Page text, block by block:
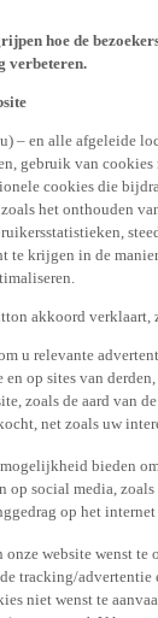
hoe de
verbeteren.
– en alle afgeleide
gebruik van
cookies die
het onthouden
te krijgen in de
akkoord
u relevante
op sites van
zoals de aard van
net zoals uw
bieden
op social media,
op het
website wenst te
tracking/
niet wenst te